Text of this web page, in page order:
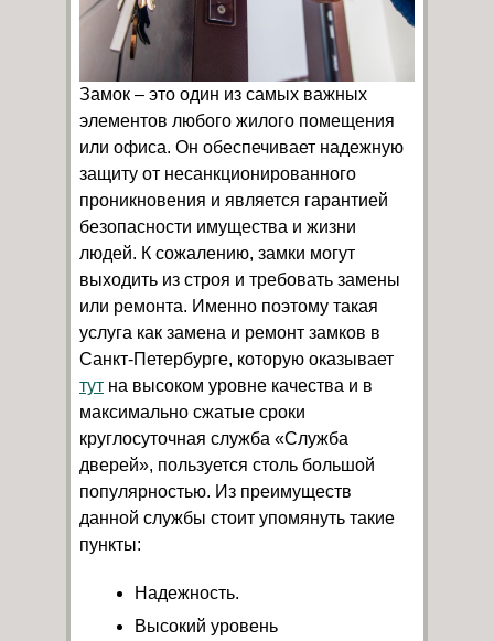
Замок – это один из самых важных
элементов любого жилого помещения
или офиса. Он обеспечивает надежную
защиту от несанкционированного
проникновения и является гарантией
безопасности имущества и жизни
людей. К сожалению, замки могут
выходить из строя и требовать замены
или ремонта. Именно поэтому такая
услуга как замена и ремонт замков в
Санкт-Петербурге, которую оказывает
тут на высоком уровне качества и в
максимально сжатые сроки
круглосуточная служба «Служба
дверей», пользуется столь большой
популярностью. Из преимуществ
данной службы стоит упомянуть такие
пункты:
Надежность.
Высокий уровень